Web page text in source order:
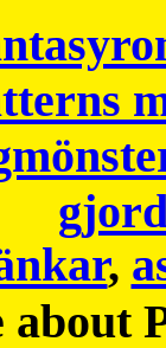
,
about